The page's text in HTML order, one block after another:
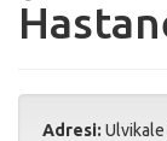
Adresi: Ulvikale